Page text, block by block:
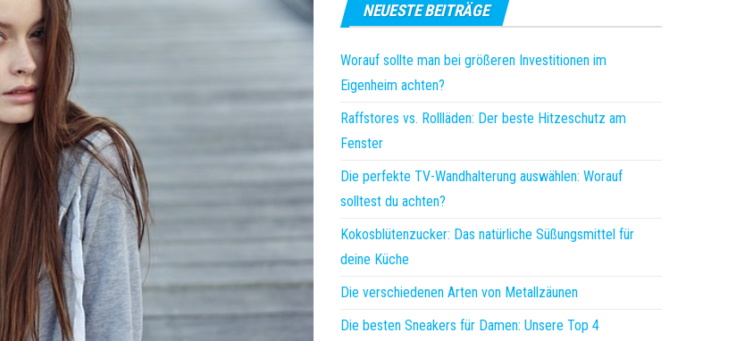
NEUESTE BEITRÄGE
Worauf sollte man bei größeren Investitionen im
Eigenheim achten?
Raffstores vs. Rollläden: Der beste Hitzeschutz am
Fenster
Die perfekte TV-Wandhalterung auswählen: Worauf
solltest du achten?
Kokosblütenzucker: Das natürliche Süßungsmittel für
deine Küche
Die verschiedenen Arten von Metallzäunen
Die besten Sneakers für Damen: Unsere Top 4